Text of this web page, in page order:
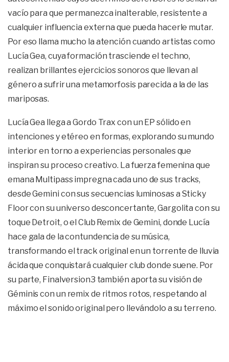
vacío para que permanezca inalterable, resistente a
cualquier influencia externa que pueda hacerle mutar.
Por eso llama mucho la atención cuando artistas como
Lucía Gea, cuya formación trasciende el techno,
realizan brillantes ejercicios sonoros que llevan al
género a sufrir una metamorfosis parecida a la de las
mariposas.
Lucía Gea llega a Gordo Trax con un EP sólido en
intenciones y etéreo en formas, explorando su mundo
interior en torno a experiencias personales que
inspiran su proceso creativo. La fuerza femenina que
emana Multipass impregna cada uno de sus tracks,
desde Gemini con sus secuencias luminosas a Sticky
Floor con su universo desconcertante, Gargolita con su
toque Detroit, o el Club Remix de Gemini, donde Lucía
hace gala de la contundencia de su música,
transformando el track original en un torrente de lluvia
ácida que conquistará cualquier club donde suene. Por
su parte, Finalversion3 también aporta su visión de
Géminis con un remix de ritmos rotos, respetando al
máximo el sonido original pero llevándolo a su terreno.